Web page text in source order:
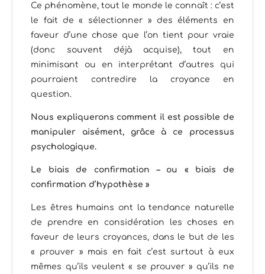
Ce phénomène, tout le monde le connaît : c’est
le fait de « sélectionner » des éléments en
faveur d’une chose que l’on tient pour vraie
(donc souvent déjà acquise), tout en
minimisant ou en interprétant d’autres qui
pourraient contredire la croyance en
question.
Nous expliquerons comment il est possible de
manipuler aisément, grâce à ce processus
psychologique.
Le biais de confirmation – ou « biais de
confirmation d’hypothèse »
Les êtres humains ont la tendance naturelle
de prendre en considération les choses en
faveur de leurs croyances, dans le but de les
« prouver » mais en fait c’est surtout à eux
mêmes qu’ils veulent « se prouver » qu’ils ne